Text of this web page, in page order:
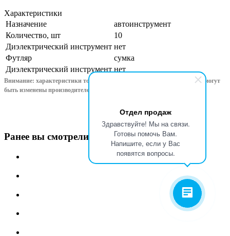
Отдел продаж
Здравствуйте! Мы на связи.
Готовы помочь Вам.
Напишите, если у Вас
появятся вопросы.
Характеристики
Назначение
автоинструмент
Количество, шт
10
Диэлектрический инструмент нет
Футляр
сумка
Диэлектрический инструмент нет
Внимание: характеристики товара, комплект поставки и внешний вид могут
быть изменены производителем без предварительного уведом
Ранее вы смотрели